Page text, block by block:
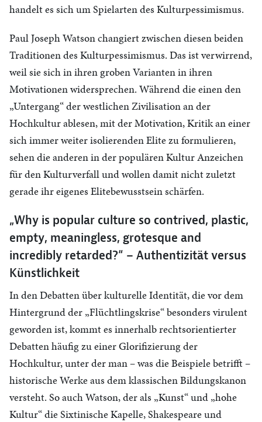
handelt es sich um Spielarten des Kulturpessimismus.
Paul Joseph Watson changiert zwischen diesen beiden
Traditionen des Kulturpessimismus. Das ist verwirrend,
weil sie sich in ihren groben Varianten in ihren
Motivationen widersprechen. Während die einen den
„Untergang“ der westlichen Zivilisation an der
Hochkultur ablesen, mit der Motivation, Kritik an einer
sich immer weiter isolierenden Elite zu formulieren,
sehen die anderen in der populären Kultur Anzeichen
für den Kulturverfall und wollen damit nicht zuletzt
gerade ihr eigenes Elitebewusstsein schärfen.
„Why is popular culture so contrived, plastic,
empty, meaningless, grotesque and
incredibly retarded?“ – Authentizität versus
Künstlichkeit
In den Debatten über kulturelle Identität, die vor dem
Hintergrund der „Flüchtlingskrise“ besonders virulent
geworden ist, kommt es innerhalb rechtsorientierter
Debatten häufig zu einer Glorifizierung der
Hochkultur, unter der man – was die Beispiele betrifft –
historische Werke aus dem klassischen Bildungskanon
versteht. So auch Watson, der als „Kunst“ und „hohe
Kultur“ die Sixtinische Kapelle, Shakespeare und